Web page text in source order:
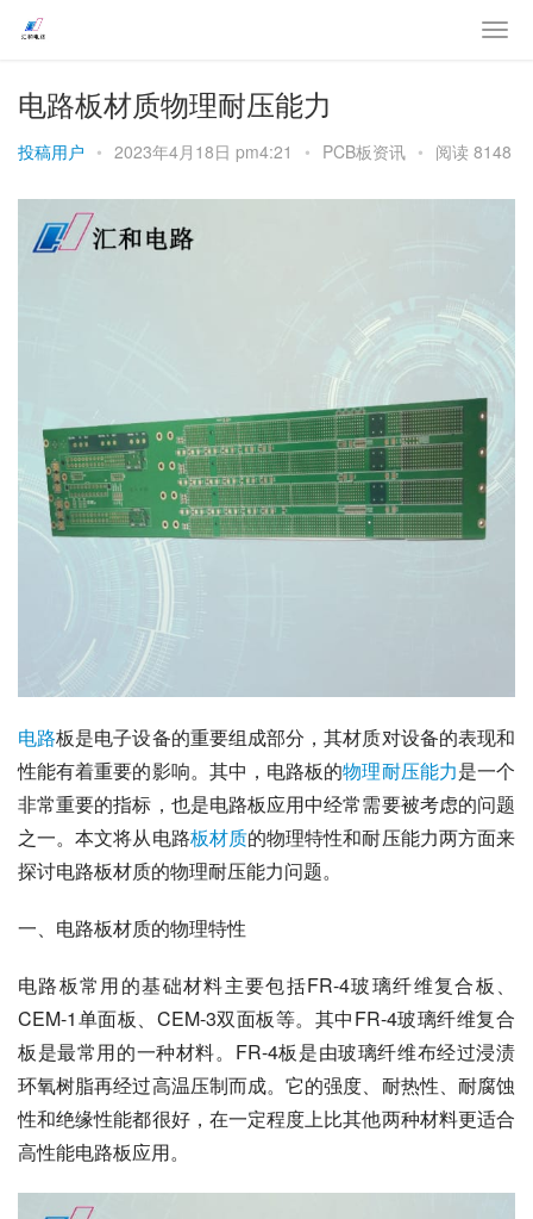
电路板材质物理耐压能力
投稿用户 • 2023年4月18日 pm4:21 • PCB板资讯 • 阅读 8148
电路板是电子设备的重要组成部分，其材质对设备的表现和
性能有着重要的影响。其中，电路板的物理耐压能力是一个
非常重要的指标，也是电路板应用中经常需要被考虑的问题
之一。本文将从电路板材质的物理特性和耐压能力两方面来
探讨电路板材质的物理耐压能力问题。
一、电路板材质的物理特性
电路板常用的基础材料主要包括FR-4玻璃纤维复合板、
CEM-1单面板、CEM-3双面板等。其中FR-4玻璃纤维复合
板是最常用的一种材料。FR-4板是由玻璃纤维布经过浸渍
环氧树脂再经过高温压制而成。它的强度、耐热性、耐腐蚀
性和绝缘性能都很好，在一定程度上比其他两种材料更适合
高性能电路板应用。